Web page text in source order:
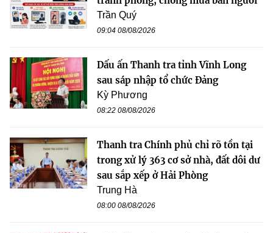
Trần Quý
09:04 08/08/2026
Dấu ấn Thanh tra tỉnh Vĩnh Long
sau sáp nhập tổ chức Đảng
Kỳ Phương
08:22 08/08/2026
Thanh tra Chính phủ chỉ rõ tồn tại
trong xử lý 363 cơ sở nhà, đất dôi dư
sau sắp xếp ở Hải Phòng
Trung Hà
08:00 08/08/2026